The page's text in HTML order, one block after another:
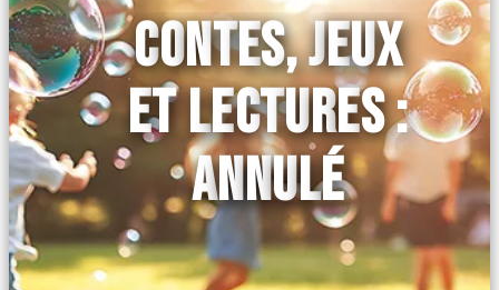
CONTES, JEUX
ET LECTURES :
ANNULÉ